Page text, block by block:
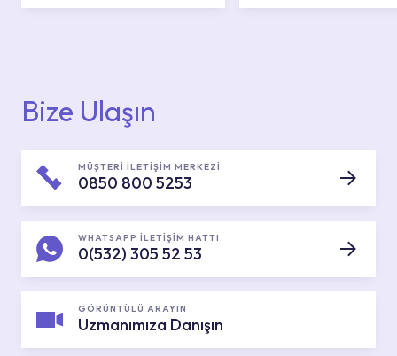
Bize Ulaşın
MÜŞTERİ İLETİŞİM MERKEZİ
0850 800 5253
WHATSAPP İLETİŞİM HATTI
0(532) 305 52 53
GÖRÜNTÜLÜ ARAYIN
Uzmanımıza Danışın